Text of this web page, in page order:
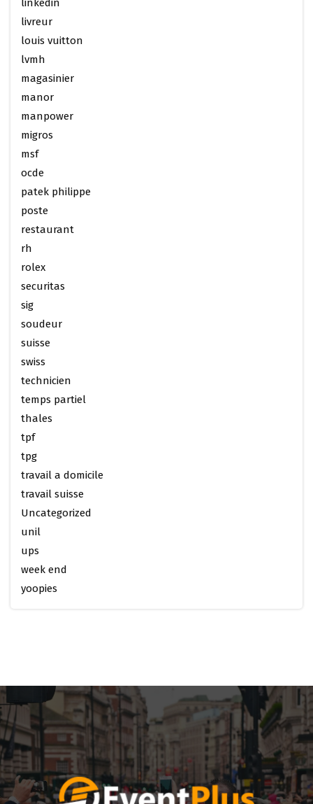
linkedin
livreur
louis vuitton
lvmh
magasinier
manor
manpower
migros
msf
ocde
patek philippe
poste
restaurant
rh
rolex
securitas
sig
soudeur
suisse
swiss
technicien
temps partiel
thales
tpf
tpg
travail a domicile
travail suisse
Uncategorized
unil
ups
week end
yoopies